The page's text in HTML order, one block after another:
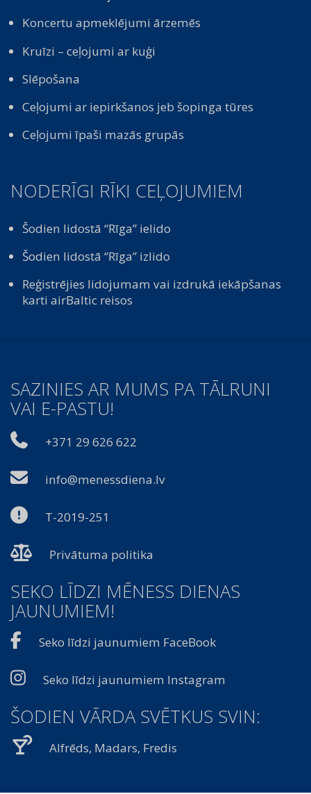
Koncertu apmeklējumi ārzemēs
Kruīzi – ceļojumi ar kuģi
Slēpošana
Ceļojumi ar iepirkšanos jeb šopinga tūres
Ceļojumi īpaši mazās grupās
NODERĪGI RĪKI CEĻOJUMIEM
Šodien lidostā “Rīga” ielido
Šodien lidostā “Rīga” izlido
Reģistrējies lidojumam vai izdrukā iekāpšanas
karti airBaltic reisos
SAZINIES AR MUMS PA TĀLRUNI
VAI E-PASTU!
+371 29 626 622
info@menessdiena.lv
T-2019-251
Privātuma politika
SEKO LĪDZI MĒNESS DIENAS
JAUNUMIEM!
Seko līdzi jaunumiem FaceBook
Seko līdzi jaunumiem Instagram
ŠODIEN VĀRDA SVĒTKUS SVIN:
Alfrēds, Madars, Fredis